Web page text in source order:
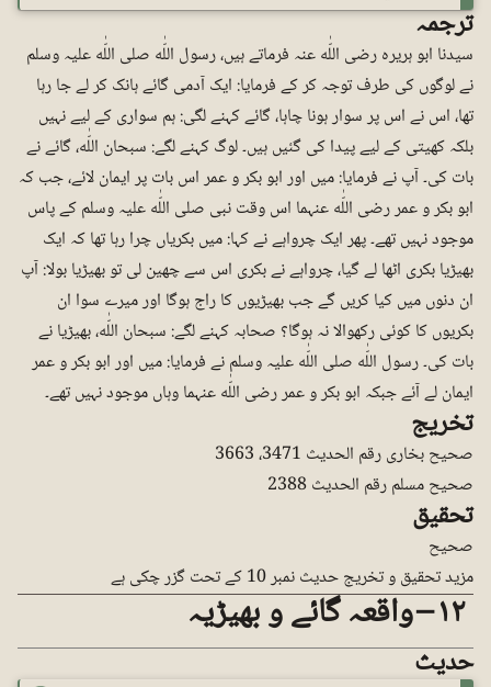
ترجمہ
سیدنا ابو ہریرہ رضی اللّٰه عنہ فرماتے ہیں، رسول اللّٰه صلی اللّٰه علیہ وسلم
نے لوگوں کی طرف توجہ کر کے فرمایا: ایک آدمی گائے ہانک کر لے جا رہا
تھا، اس نے اس پر سوار ہونا چاہا، گائے کہنے لگی: ہم سواری کے لیے نہیں
بلکہ کھیتی کے لیے پیدا کی گئیں ہیں۔ لوگ کہنے لگے: سبحان اللّٰه، گائے نے
بات کی۔ آپ نے فرمایا: میں اور ابو بکر و عمر اس بات پر ایمان لائے، جب کہ
ابو بکر و عمر رضی اللّٰه عنہما اس وقت نبی صلی اللّٰه علیہ وسلم کے پاس
موجود نہیں تھے۔ پھر ایک چرواہے نے کہا: میں بکریاں چرا رہا تھا کہ ایک
بھیڑیا بکری اٹھا لے گیا، چرواہے نے بکری اس سے چھین لی تو بھیڑیا بولا: آپ
ان دنوں میں کیا کریں گے جب بھیڑیوں کا راج ہوگا اور میرے سوا ان
بکریوں کا کوئی رکھوالا نہ ہوگا؟ صحابہ کہنے لگے: سبحان اللّٰه، بھیڑیا نے
بات کی۔ رسول اللّٰه صلی اللّٰه علیہ وسلم نے فرمایا: میں اور ابو بکر و عمر
ایمان لے آئے جبکہ ابو بکر و عمر رضی اللّٰه عنہما وہاں موجود نہیں تھے۔
تخریج
صحیح بخاری رقم الحدیث 3471، 3663
صحیح مسلم رقم الحدیث 2388
تحقیق
صحیح
مزید تحقیق و تخریج حدیث نمبر 10 کے تحت گزر چکی ہے
١٢ – واقعہ گائے و بھیڑیہ
حدیث